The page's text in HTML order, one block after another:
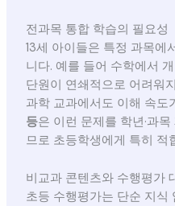
전과목 통합 학습의 필요성
13세 아이들은 특정 과목에
니다. 예를 들어 수학에서
단원이 연쇄적으로 어려워
과학 교과에서도 이해 속도
등은 이런 문제를 학년·과
므로 초등학생에게 특히 적
비교과 콘텐츠와 수행평가
초등 수행평가는 단순 지식